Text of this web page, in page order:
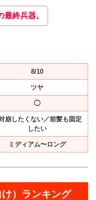
終兵器。
8/10
ツヤ
◯
崩したくない／前髪も固定
したい
ミディアム〜ロング
）ランキング